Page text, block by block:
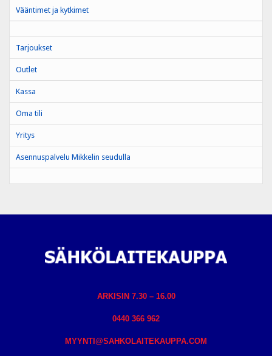
Vääntimet ja kytkimet
Tarjoukset
Outlet
Kassa
Oma tili
Yritys
Asennuspalvelu Mikkelin seudulla
ARKISIN 7.30 – 16.00
0440 366 962
MYYNTI@SAHKOLAITEKAUPPA.COM